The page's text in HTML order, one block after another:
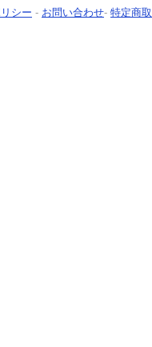
シー - お問い合わせ- 特定商